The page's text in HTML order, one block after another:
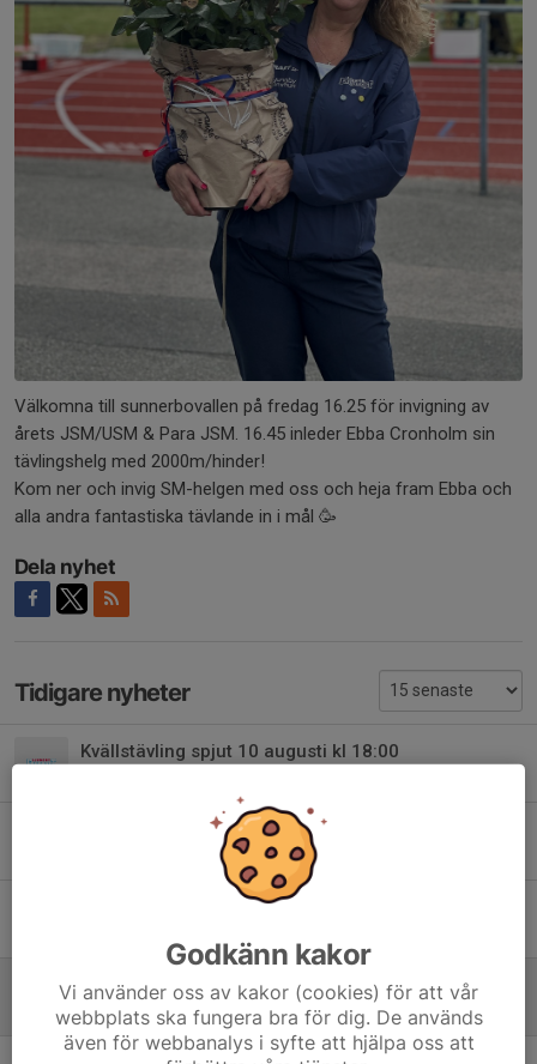
Välkomna till sunnerbovallen på fredag 16.25 för invigning av
årets JSM/USM & Para JSM. 16.45 inleder Ebba Cronholm sin
tävlingshelg med 2000m/hinder!
Kom ner och invig SM-helgen med oss och heja fram Ebba och
alla andra fantastiska tävlande in i mål 🥳
Dela nyhet
Tidigare nyheter
Kvällstävling spjut 10 augusti kl 18:00
Arrangemang 2026
LagUDM finalen för F/P 13 år och Mix 14-17 år
Invigning JSM/USM &ParaJSM
11 aug 2025
Godkänn kakor
Vi använder oss av kakor (cookies) för att vår
webbplats ska fungera bra för dig. De används
även för webbanalys i syfte att hjälpa oss att